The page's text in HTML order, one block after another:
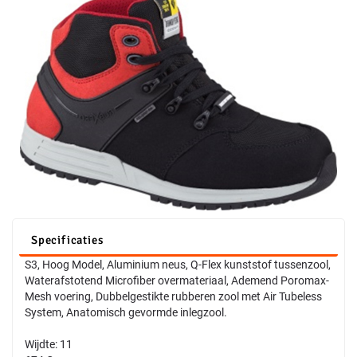
Specificaties
S3, Hoog Model, Aluminium neus, Q-Flex kunststof tussenzool,
Waterafstotend Microfiber overmateriaal, Ademend Poromax-
Mesh voering, Dubbelgestikte rubberen zool met Air Tubeless
System, Anatomisch gevormde inlegzool.
Wijdte: 11